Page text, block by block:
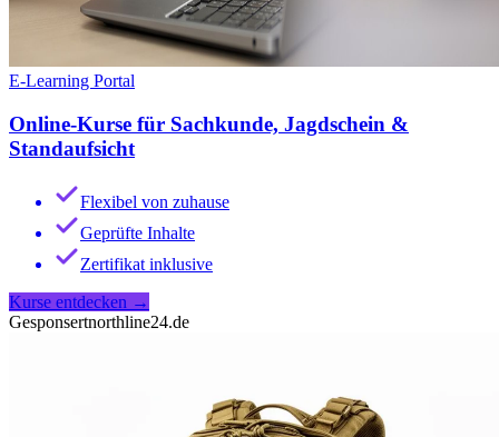
E-Learning Portal
Online-Kurse für Sachkunde, Jagdschein &
Standaufsicht
Flexibel von zuhause
Geprüfte Inhalte
Zertifikat inklusive
Kurse entdecken →
Gesponsertnorthline24.de